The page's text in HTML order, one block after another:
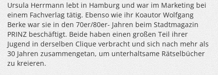
Ursula Herrmann lebt in Hamburg und war im Marketing bei
einem Fachverlag tätig. Ebenso wie ihr Koautor Wolfgang
Berke war sie in den 70er/80er- Jahren beim Stadtmagazin
PRINZ beschäftigt. Beide haben einen großen Teil ihrer
Jugend in derselben Clique verbracht und sich nach mehr als
30 Jahren zusammengetan, um unterhaltsame Rätselbücher
zu kreieren.